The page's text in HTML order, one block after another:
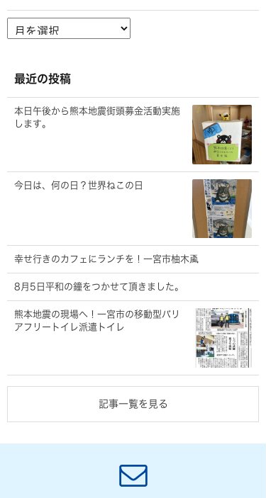
ー
ブ
最近の投稿
本日午後から熊本地震街頭募金活動実施
します。
今日は、何の日？世界ねこの日
幸せ行きのカフェにランチを！一宮市柚木颪
8月5日平和の鐘をつかせて頂きました。
熊本地震の現場へ！一宮市の移動型バリ
アフリートイレ派遣トイレ
記事一覧を見る